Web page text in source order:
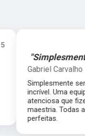
5
qualidade."
Marilda
Atendimento
recomendo.
no dia 30 de
produtos de